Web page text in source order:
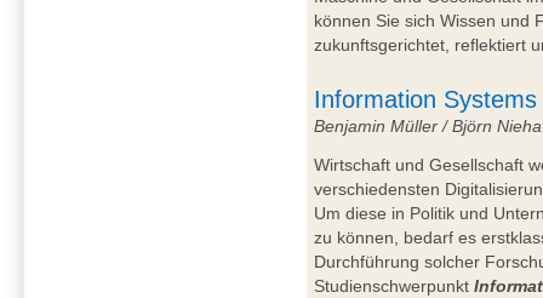
können Sie sich Wissen und
zukunftsgerichtet, reflektiert
Information
Benjamin Müller / Björn
Wirtschaft und Gesellschaft
verschiedensten
Um diese in Politik und
zu können, bedarf es
Durchführung solcher
Studienschwerpunkt